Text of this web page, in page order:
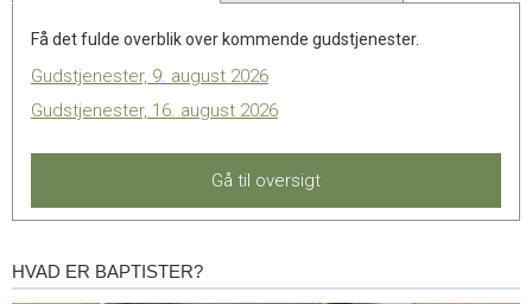
Få det fulde overblik over kommende gudstjenester.
Gudstjenester, 9. august 2026
Gudstjenester, 16. august 2026
Gå til oversigt
Hvad
HVAD ER BAPTISTER?